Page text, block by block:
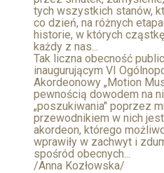
tych wszystkich stanów,
co dzień, na różnych
historie, w których
każdy z nas...
Tak liczna obecność
inaugurującym VI
Akordeonowy „Motion
pewnością dowodem na
„poszukiwania" poprzez
przewodnikiem w nich
akordeon, którego
wprawiły w zachwyt i
spośród obecnych...
/Anna Kozłowska/